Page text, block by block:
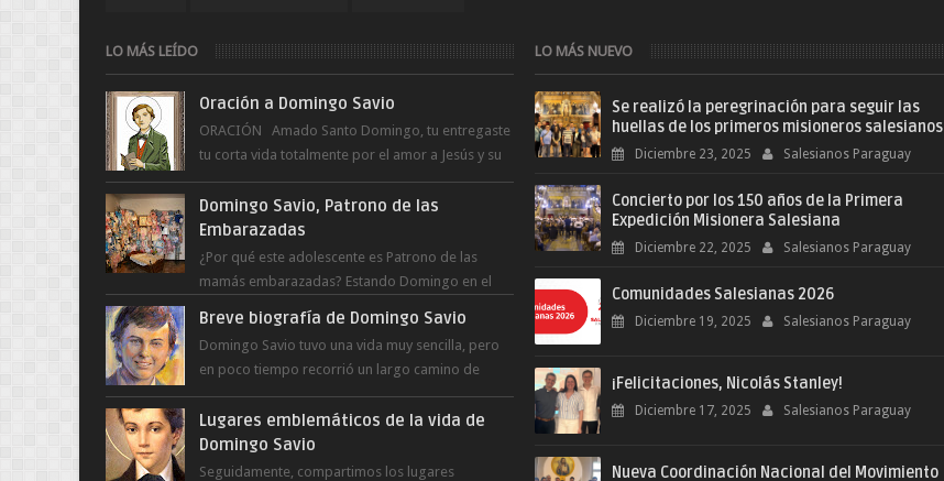
LO MÁS LEÍDO
Oración a Domingo Savio
ORACIÓN Amado Santo Domingo, tu entregaste
tu corta vida totalmente por el amor a Jesús y su
Madre. Ayuda hoy a la juventud para ...
Domingo Savio, Patrono de las
Embarazadas
¿Por qué este adolescente es Patrono de las
mamás embarazadas? Estando Domingo en el
Oratorio en Turín, un día le pide a Don Bosco...
Breve biografía de Domingo Savio
Domingo Savio tuvo una vida muy sencilla, pero
en poco tiempo recorrió un largo camino de
santidad, obra maestra del Espíritu Santo y fr...
Lugares emblemáticos de la vida de
Domingo Savio
Seguidamente, compartimos los lugares
LO MÁS NUEVO
Se realizó la peregrinación para seguir las
huellas de los primeros misioneros salesianos
Diciembre 23, 2025 Salesianos Paraguay
Concierto por los 150 años de la Primera
Expedición Misionera Salesiana
Diciembre 22, 2025 Salesianos Paraguay
Comunidades Salesianas 2026
Diciembre 19, 2025 Salesianos Paraguay
¡Felicitaciones, Nicolás Stanley!
Diciembre 17, 2025 Salesianos Paraguay
Nueva Coordinación Nacional del Movimiento